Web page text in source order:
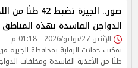
صور.. الجيزة تضبط
الدواجن الفاسدة بهذه المناطق
الإثنين 27/يوليو/2026 - 01:18 م